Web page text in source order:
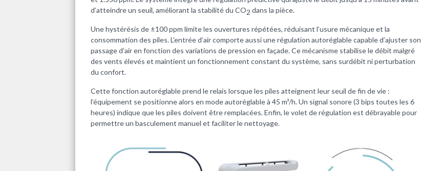
d’atteindre un seuil, améliorant la stabilité du CO2 dans la pièce.
Une hystérésis de ±100 ppm limite les ouvertures répétées, réduisant l’usure mécanique et la
consommation des piles. L’entrée d’air comporte aussi une régulation autoréglable capable d’ajuster son
passage d’air en fonction des variations de pression en façade. Ce mécanisme stabilise le débit malgré
des vents élevés et maintient un fonctionnement constant du système, sans surdébit ni perturbation
du confort.
Cette fonction autoréglable prend le relais lorsque les piles atteignent leur seuil de fin de vie :
l’équipement se positionne alors en mode autoréglable à 45 m³/h. Un signal sonore (3 bips toutes les 6
heures) indique que les piles doivent être remplacées. Enfin, le volet de régulation est débrayable pour
permettre un basculement manuel et faciliter le nettoyage.